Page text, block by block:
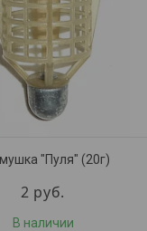
"Пуля" (20г)
2 руб.
В наличии